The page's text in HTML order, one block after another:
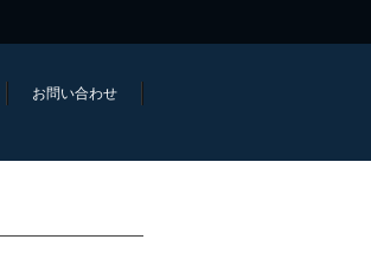
お問い合わせ